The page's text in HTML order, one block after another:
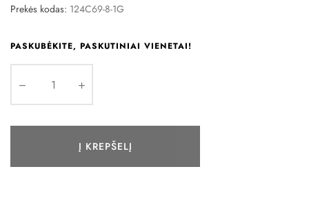
Prekės kodas: 124C69-8-1G
PASKUBĖKITE, PASKUTINIAI VIENETAI!
Į KREPŠELĮ